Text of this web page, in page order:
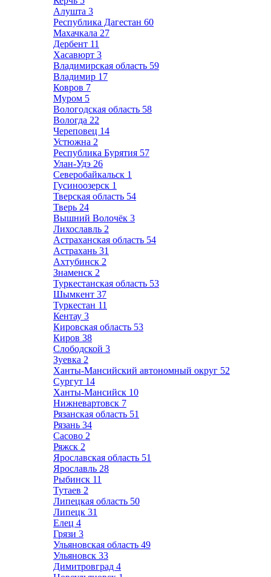
Алушта 3
Республика Дагестан 60
Махачкала 27
Дербент 11
Хасавюрт 3
Владимирская область 59
Владимир 17
Ковров 7
Муром 5
Вологодская область 58
Вологда 22
Череповец 14
Устюжна 2
Республика Бурятия 57
Улан-Удэ 26
Северобайкальск 1
Гусиноозерск 1
Тверская область 54
Тверь 24
Вышний Волочёк 3
Лихославль 2
Астраханская область 54
Астрахань 31
Ахтубинск 2
Знаменск 2
Туркестанская область 53
Шымкент 37
Туркестан 11
Кентау 3
Кировская область 53
Киров 38
Слободской 3
Зуевка 2
Ханты-Мансийский автономный округ 52
Сургут 14
Ханты-Мансийск 10
Нижневартовск 7
Рязанская область 51
Рязань 34
Сасово 2
Ряжск 2
Ярославская область 51
Ярославль 28
Рыбинск 11
Тутаев 2
Липецкая область 50
Липецк 31
Елец 4
Грязи 3
Ульяновская область 49
Ульяновск 33
Димитровград 4